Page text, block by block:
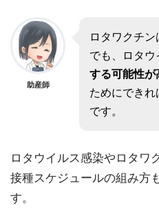
助産師
ロタワクチン
でも、ロタウ
する可能性が
ためにでき
です。
ロタウイルス感染やロタワ
接種スケジュールの組み方
す。